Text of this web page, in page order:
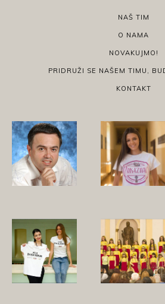
NAŠ TIM
O NAMA
NOVAKUJMO!
PRIDRUŽI SE NAŠEM TIMU,
KONTAKT